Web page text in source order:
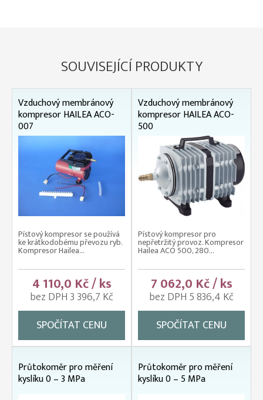
SOUVISEJÍCÍ PRODUKTY
Vzduchový membránový
kompresor HAILEA ACO-
007
Pístový kompresor se používá
ke krátkodobému převozu ryb.
Kompresor Hailea...
4 110,0 Kč / ks
bez DPH 3 396,7 Kč
SPOČÍTAT CENU
Vzduchový membránový
kompresor HAILEA ACO-
500
Pístový kompresor pro
nepřetržitý provoz. Kompresor
Hailea ACO 500, 280...
7 062,0 Kč / ks
bez DPH 5 836,4 Kč
SPOČÍTAT CENU
Průtokoměr pro měření
kyslíku 0 – 3 MPa
Průtokoměr pro měření
kyslíku 0 – 5 MPa